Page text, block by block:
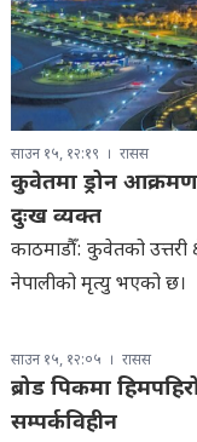
साउन १५, १२:१९ रासस
कुवेतमा ड्रोन
दुःख व्यक्त
काठमाडौँ: कुवेतको उत्तरी
नेपालीको मृत्यु भएको छ।
साउन १५, १२:०५ रासस
ब्रोड पिकमा
सम्पर्कविहीन